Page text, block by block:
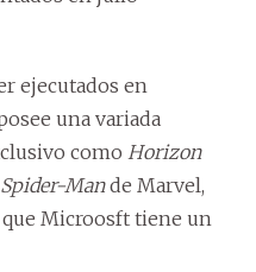
ejecutados en
una variada
como Horizon
Spider-Mande Marvel,
Microosft tiene un